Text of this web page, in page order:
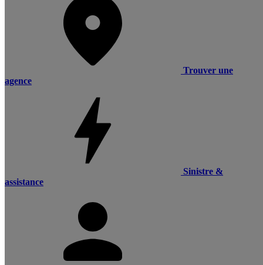
Trouver une
agence
Sinistre &
assistance